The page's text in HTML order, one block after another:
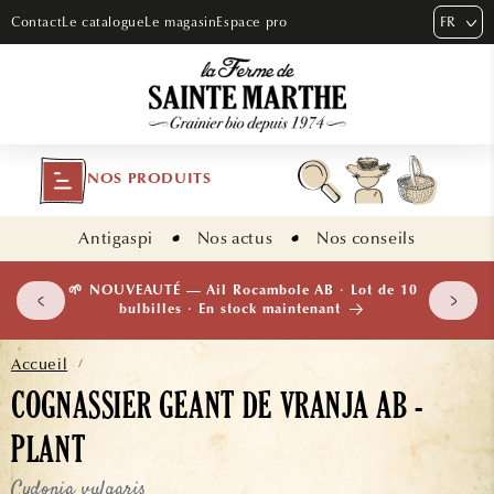
ET PASSER
ContactLe catalogueLe magasinEspace pro FR
NOS PRODUITS
Antigaspi Nos actus Nos conseils
🌱 NOUVEAUTÉ — Ail Rocambole AB · Lot de 10
bulbilles · En stock maintenant
Accueil /
COGNASSIER GEANT DE VRANJA AB -
PLANT